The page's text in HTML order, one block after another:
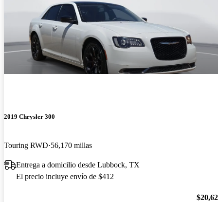
2019 Chrysler 300
Touring RWD 56,170 millas
Entrega a domicilio desde Lubbock, TX
El precio incluye envío de $412